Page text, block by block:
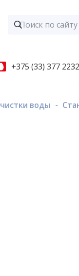
+375 (33) 377 2232
воды -